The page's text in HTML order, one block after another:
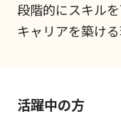
段階的にスキル
キャリアを築け
活躍中の方